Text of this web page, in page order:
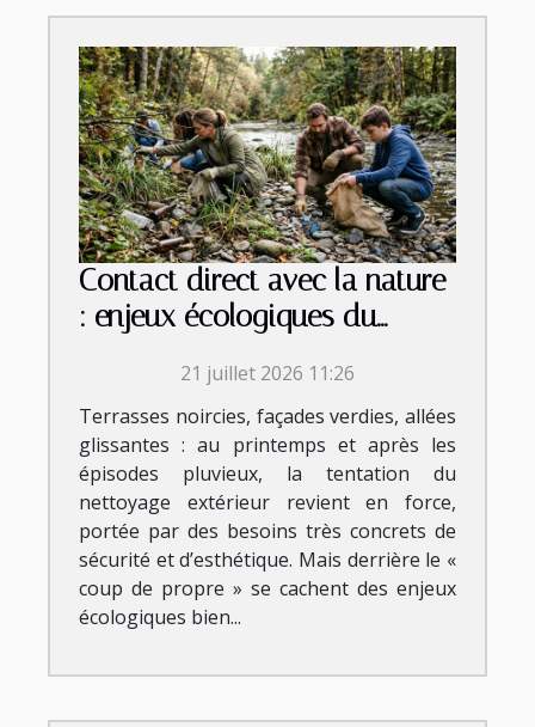
Contact direct avec la nature
: enjeux écologiques du
21 juillet 2026 11:26
Terrasses noircies, façades verdies, allées
glissantes : au printemps et après les
épisodes pluvieux, la tentation du
nettoyage extérieur revient en force,
portée par des besoins très concrets de
sécurité et d’esthétique. Mais derrière le «
coup de propre » se cachent des enjeux
écologiques bien...